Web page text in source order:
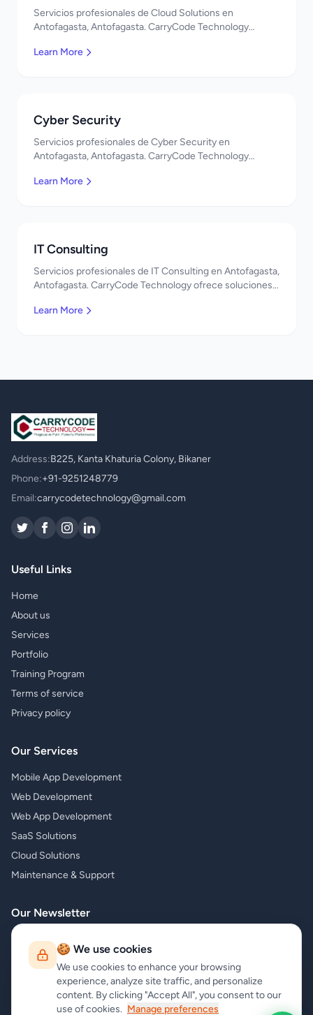
Servicios profesionales de Cloud Solutions en
Antofagasta, Antofagasta. CarryCode Technology
Learn More
Cyber Security
Servicios profesionales de Cyber Security en
Antofagasta, Antofagasta. CarryCode Technology
Learn More
IT Consulting
Servicios profesionales de IT Consulting en Antofagasta,
Antofagasta. CarryCode Technology ofrece soluciones
Learn More
Address:B225, Kanta Khaturia Colony, Bikaner
Phone:+91-9251248779
Email:carrycodetechnology@gmail.com
Useful Links
Home
About us
Services
Portfolio
Training Program
Terms of service
Privacy policy
Our Services
Mobile App Development
Web Development
Web App Development
SaaS Solutions
Cloud Solutions
Maintenance & Support
Our Newsletter
Subscribe to our newsletter and receive the latest news about our
products and services!
🍪 We use cookies
We use cookies to enhance your browsing
experience, analyze site traffic, and personalize
content. By clicking "Accept All", you consent to our
use of cookies. Manage preferences